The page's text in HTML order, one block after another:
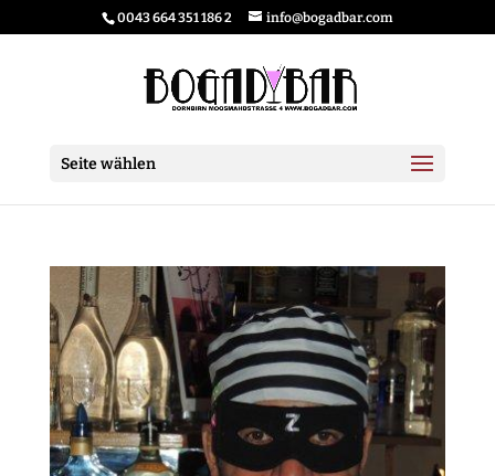
0043 664 351 186 2 info@bogadbar.com
Seite wählen